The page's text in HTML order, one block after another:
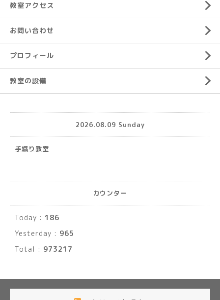
教室アクセス
お問い合わせ
プロフィール
教室の設備
2026.08.09 Sunday
手織り教室
カウンター
Today : 186
Yesterday : 965
Total : 973217